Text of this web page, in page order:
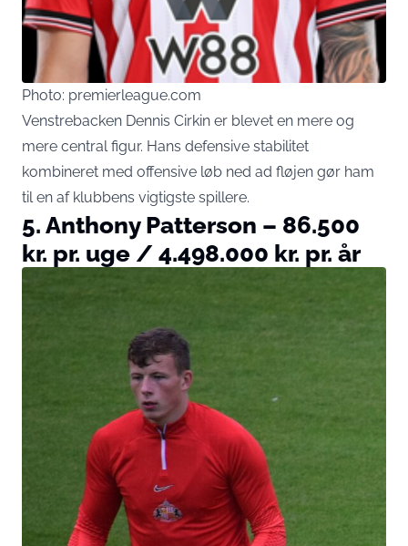
Photo: premierleague.com
Venstrebacken Dennis Cirkin er blevet en mere og
mere central figur. Hans defensive stabilitet
kombineret med offensive løb ned ad fløjen gør ham
til en af klubbens vigtigste spillere.
5. Anthony Patterson – 86.500
kr. pr. uge / 4.498.000 kr. pr. år